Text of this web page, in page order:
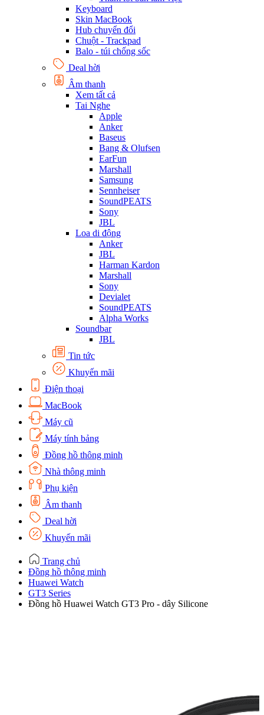
Keyboard
Skin MacBook
Hub chuyển đổi
Chuột - Trackpad
Balo - túi chống sốc
Deal hời
Âm thanh
Xem tất cả
Tai Nghe
Apple
Anker
Baseus
Bang & Olufsen
EarFun
Marshall
Samsung
Sennheiser
SoundPEATS
Sony
JBL
Loa di động
Anker
JBL
Harman Kardon
Marshall
Sony
Devialet
SoundPEATS
Alpha Works
Soundbar
JBL
Tin tức
Khuyến mãi
Điện thoại
MacBook
Máy cũ
Máy tính bảng
Đồng hồ thông minh
Nhà thông minh
Phụ kiện
Âm thanh
Deal hời
Khuyến mãi
Trang chủ
Đồng hồ thông minh
Huawei Watch
GT3 Series
Đồng hồ Huawei Watch GT3 Pro - dây Silicone